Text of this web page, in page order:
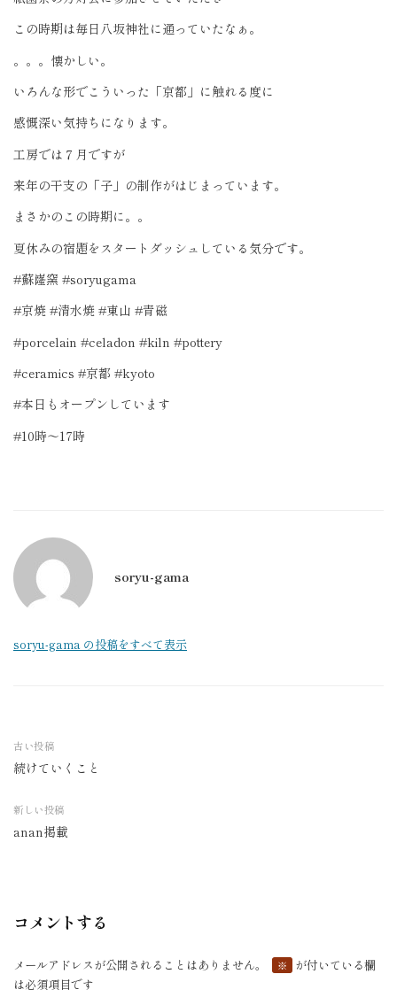
この時期は毎日八坂神社に通っていたなぁ。
。。。懐かしい。
いろんな形でこういった「京都」に触れる度に
感慨深い気持ちになります。
工房では ７月ですが
来年の干支の「子」の制作がはじまっています。
まさかのこの時期に。。
夏休みの宿題をスタートダッシュしている気分です。
#蘇嶐窯 #soryugama
#京焼 #清水焼 #東山 #青磁
#porcelain #celadon #kiln #pottery
#ceramics #京都 #kyoto
#本日もオープンしています
#10時〜17時
soryu-gama
soryu-gama の投稿をすべて表示
投
ナ
ビ
ョ
古い投稿
続けていくこと
新しい投稿
anan掲載
コメントする
メールアドレスが公開されることはありません。 ※
が付いている欄
は必須項目です